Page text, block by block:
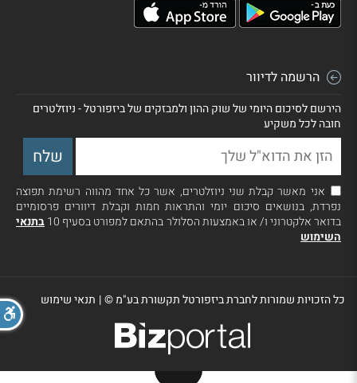
הרשמה לדיוור
הירשם לסיכום היומי של שוק ההון ולמבזקים של ביזפורטל - ניוזלטרים
חובה לכל משקיע
אני מאשר קבלת שני ניוזלטרים, אשר כל אחד מהווה רשימת תפוצה
נפרדת, בנושאים סיכום יומי והתראות חמות וקבלת דיוורים פרסומיים
בדואר אלקטרוני ו/ או באמצעות הסלולר בהתאם למפורט בסעיף 10
בתנאי
השימוש
כל הזכויות שמורות לחברת ביזפורטל תקשורת בע"מ ©| תנאי שימוש